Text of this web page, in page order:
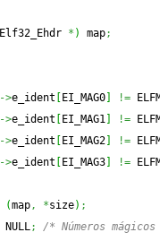
Elf32_Ehdr * ) map;
->e_ident EI_MAG0 !=
->e_ident EI_MAG1 !=
->e_ident EI_MAG2 !=
->e_ident EI_MAG3 !=
(map, *size) ;
NULL; /* Números